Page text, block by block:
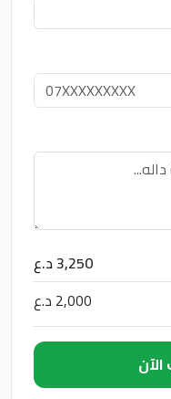
3,250 د.ع
2,000 د.ع